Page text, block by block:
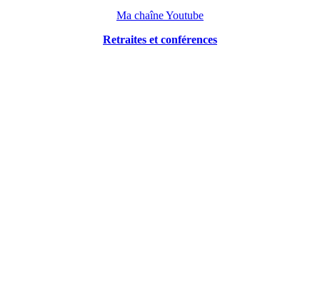
Ma chaîne Youtube
Retraites et conférences